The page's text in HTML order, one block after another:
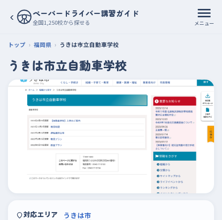
‹ ペーパードライバー講習ガイド
全国1,250校から探せる メニュー
トップ 福岡県 うきは市立自動車学校
うきは市立自動車学校
対応エリア
うきは市